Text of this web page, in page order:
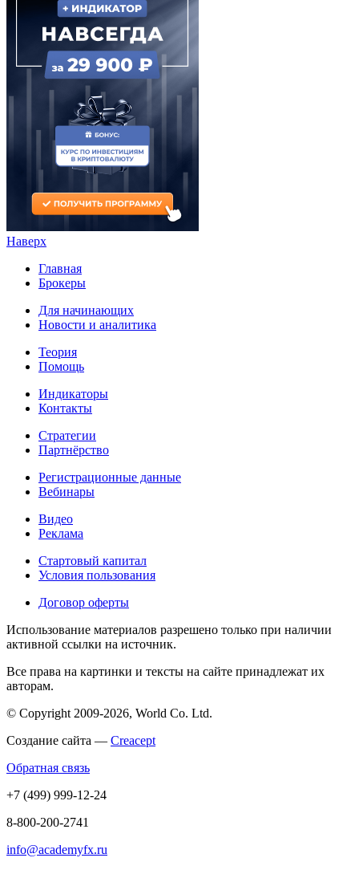
Наверх
Главная
Брокеры
Для начинающих
Новости и аналитика
Теория
Помощь
Индикаторы
Контакты
Стратегии
Партнёрство
Регистрационные данные
Вебинары
Видео
Реклама
Стартовый капитал
Условия пользования
Договор оферты
Использование материалов разрешено только при наличии
активной ссылки на источник.
Все права на картинки и тексты на сайте принадлежат их
авторам.
© Copyright 2009-2026, World Co. Ltd.
Создание сайта — Creacept
Обратная связь
+7 (499) 999-12-24
8-800-200-2741
info@academyfx.ru